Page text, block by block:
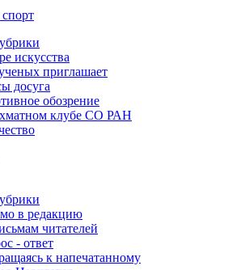
искусства
приглашает
досуга
обозрение
клубе СО РАН
в редакцию
читателей
- ответ
к напечатанному